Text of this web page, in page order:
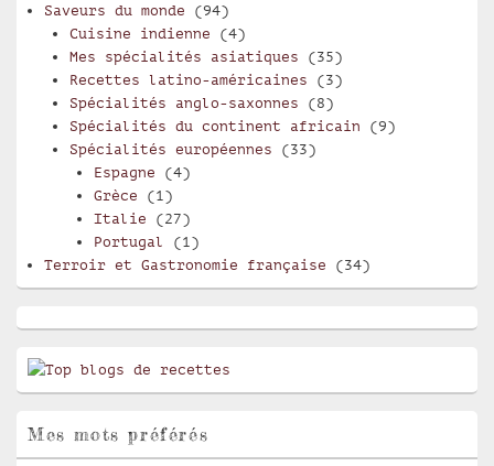
Saveurs du monde (94)
Cuisine indienne (4)
Mes spécialités asiatiques (35)
Recettes latino-américaines (3)
Spécialités anglo-saxonnes (8)
Spécialités du continent africain (9)
Spécialités européennes (33)
Espagne (4)
Grèce (1)
Italie (27)
Portugal
(1)
Terroir et Gastronomie française (34)
Mes mots préférés